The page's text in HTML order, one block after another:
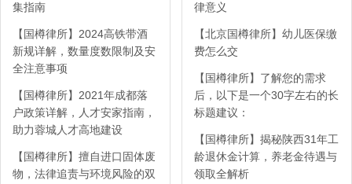
集指南
【国樽律所】2024高铁带酒
新规详解，数量度数限制及安
全注意事项
【国樽律所】2021年成都落
户政策详解，人才安家指南，
助力蓉城人才高地建设
【国樽律所】擅自进口固体废
物，法律追责与环境风险的双
律意义
【北京国樽律所】幼儿医保缴
费怎么交
【国樽律所】了解您的需求
后，以下是一个30字左右的长
标题建议：
【国樽律所】揭秘陕西31年工
龄退休金计算，养老金待遇与
领取全解析